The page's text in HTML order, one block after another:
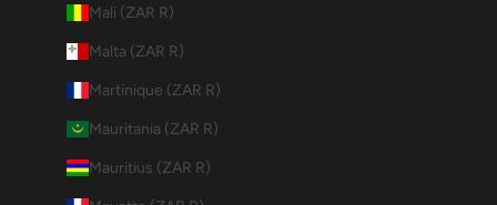
Mali (ZAR R)
Malta (ZAR R)
Martinique (ZAR R)
Mauritania (ZAR R)
Mauritius (ZAR R)